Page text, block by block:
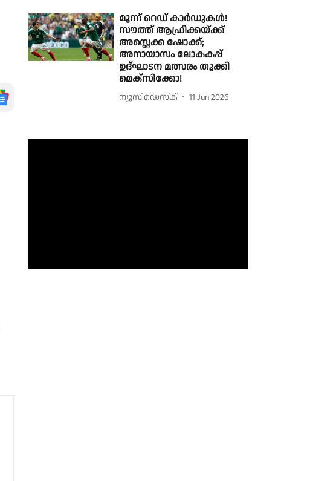
മൂന്ന് റെഡ് കാർഡുകൾ!
സൗത്ത് ആഫ്രിക്കയ്ക്ക്
അസ്റ്റെക്ക ഷോക്ക്;
അനായാസം ലോകകപ്പ്
ഉദ്ഘാടന മത്സരം തൂക്കി
മെക്സിക്കോ!
ന്യൂസ് ഡെസ്ക് 11 Jun 2026